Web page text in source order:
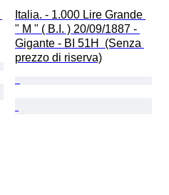
Italia. - 1.000 Lire Grande
" M " ( B.I. ) 20/09/1887 -
Gigante - BI 51H  (Senza
prezzo di riserva)